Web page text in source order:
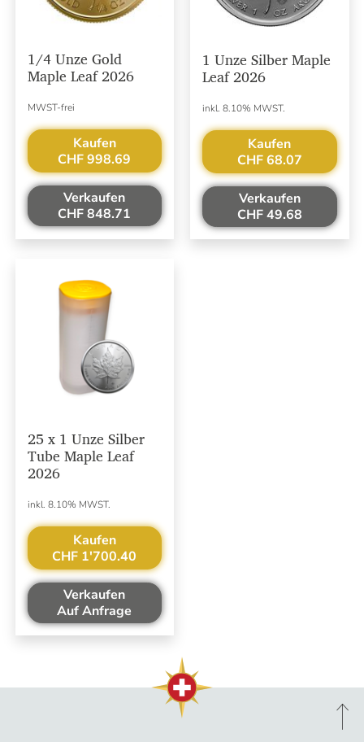
1/4 Unze Gold
Maple Leaf 2026
MWST-frei
Kaufen
CHF 998.69
Verkaufen
CHF 848.71
1 Unze Silber Maple
Leaf 2026
inkl. 8.10% MWST.
Kaufen
CHF 68.07
Verkaufen
CHF 49.68
25 x 1 Unze Silber
Tube Maple Leaf
2026
inkl. 8.10% MWST.
Kaufen
CHF 1'700.40
Verkaufen
Auf Anfrage